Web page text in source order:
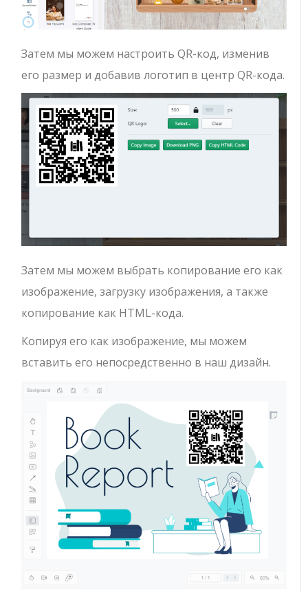
Затем мы можем настроить QR-код, изменив
его размер и добавив логотип в центр QR-кода.
Затем мы можем выбрать копирование его как
изображение, загрузку изображения, а также
копирование как HTML-кода.
Копируя его как изображение, мы можем
вставить его непосредственно в наш дизайн.